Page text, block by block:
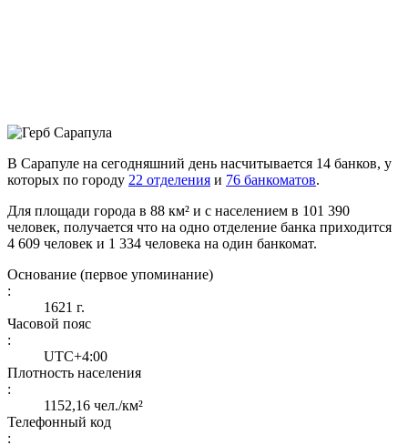
В Сарапуле на сегодняшний день насчитывается 14 банков, у
которых по городу 22 отделения и 76 банкоматов.
Для площади города в 88 км² и с населением в 101 390
человек, получается что на одно отделение банка приходится
4 609 человек и 1 334 человека на один банкомат.
Основание (первое упоминание)
:
1621 г.
Часовой пояс
:
UTC+4:00
Плотность населения
:
1152,16 чел./км²
Телефонный код
: